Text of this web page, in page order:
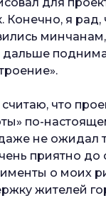
я рад,
дальше
что
по-
не ожидал
приятно до
о моих
жителей